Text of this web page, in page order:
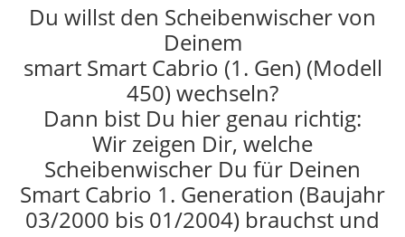
Du willst den Scheibenwischer von
Deinem
smart Smart Cabrio (1. Gen) (Modell
450) wechseln?
Dann bist Du hier genau richtig:
Wir zeigen Dir, welche
Scheibenwischer Du für Deinen
Smart Cabrio 1. Generation (Baujahr
03/2000 bis 01/2004) brauchst und